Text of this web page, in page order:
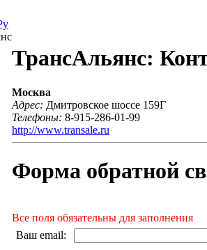
ТрансАльянс:
Москва
Адрес: Дмитровское шоссе 159Г
Телефоны: 8-915-286-01-99
http://www.transale.ru
Форма обратной
Все поля обязательны для заполнения
Ваш email: